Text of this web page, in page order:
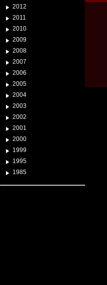
2012
2011
2010
2009
2008
2007
2006
2005
2004
2003
2002
2001
2000
1999
1995
1985